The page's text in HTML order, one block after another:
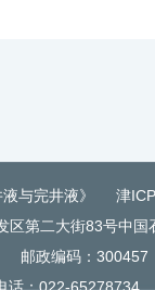
与完井液》
津
区第二大街83号中国
邮政编码：300457